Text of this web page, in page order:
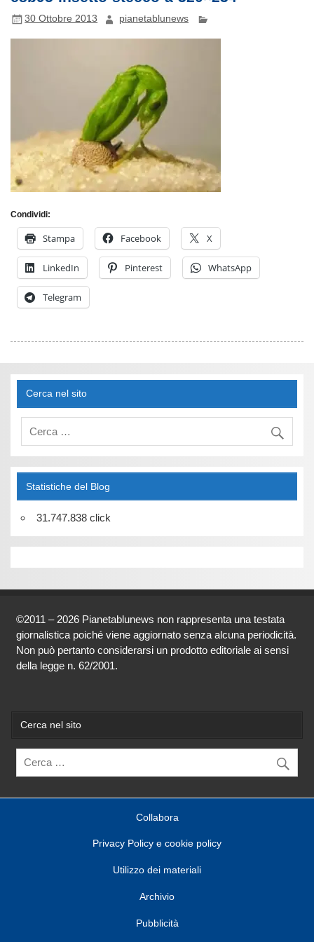
30 Ottobre 2013 pianetablunews
Condividi:
Stampa Facebook X
LinkedIn Pinterest WhatsApp
Telegram
Cerca nel sito
Statistiche del Blog
31.747.838 click
©2011 – 2026 Pianetablunews non rappresenta una testata
giornalistica poiché viene aggiornato senza alcuna periodicità.
Non può pertanto considerarsi un prodotto editoriale ai sensi
della legge n. 62/2001.
Cerca nel sito
Collabora
Privacy Policy e cookie policy
Utilizzo dei materiali
Archivio
Pubblicità